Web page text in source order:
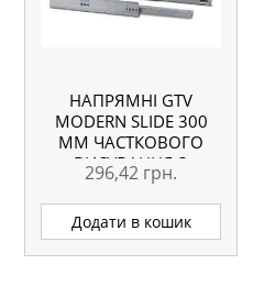
НАПРЯМНІ GTV
MODERN SLIDE 300
ММ ЧАСТКОВОГО
ВИСУВАННЯ З
ДОВОДЧИКОМ
296,42 грн.
Додати в кошик